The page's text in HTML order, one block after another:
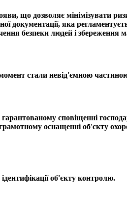
що дозволяє мінімізувати
документації, яка
безпеки людей і збереження
стали невід'ємною частиною
сповіщенні
оснащенні об'єкту
об'єкту контролю.